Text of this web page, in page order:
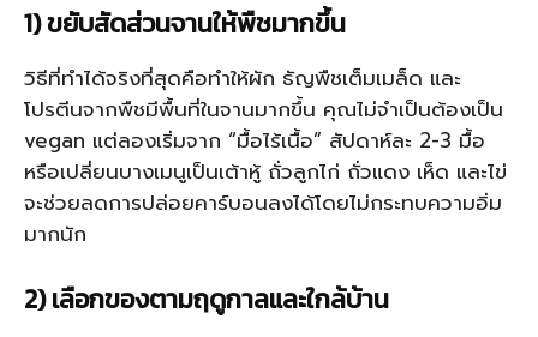
1) ขยับสัดส่วนจานให้พืชมากขึ้น
วิธีที่ทำได้จริงที่สุดคือทำให้ผัก ธัญพืชเต็มเมล็ด และ
โปรตีนจากพืชมีพื้นที่ในจานมากขึ้น คุณไม่จำเป็นต้องเป็น
vegan แต่ลองเริ่มจาก “มื้อไร้เนื้อ” สัปดาห์ละ 2-3 มื้อ
หรือเปลี่ยนบางเมนูเป็นเต้าหู้ ถั่วลูกไก่ ถั่วแดง เห็ด และไข่
จะช่วยลดการปล่อยคาร์บอนลงได้โดยไม่กระทบความอิ่ม
มากนัก
2) เลือกของตามฤดูกาลและใกล้บ้าน